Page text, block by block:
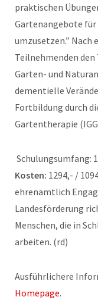
praktischen
Gartenangebote für
umzusetzen.” Nach
Teilnehmenden
Garten- und
dementielle
Fortbildung durch
Gartentherapie
Schulungsumfang:
Kosten: 1294,- /
ehrenamtlich
Landesförderung
Menschen, die in
arbeiten. (rd)
Ausführlichere
Homepage.